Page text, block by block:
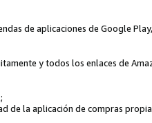
de aplicaciones de Google
y todos los enlaces de
de la aplicación de compras